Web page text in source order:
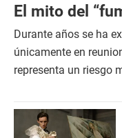
El mito del
Durante años se ha
únicamente en
representa un riesgo